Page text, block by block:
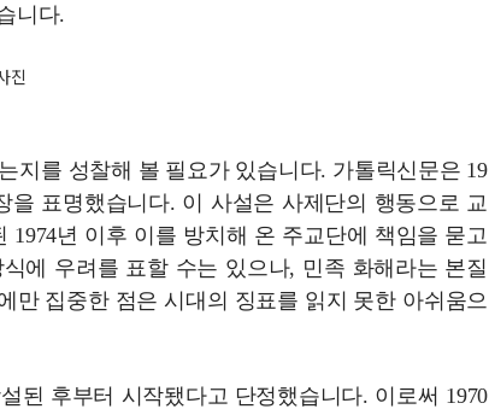
니다.
진
지를 성찰해 볼 필요가 있습니다. 가톨릭신문은 19
표명했습니다. 이 사설은 사제단의 행동으로 교
년 이후 이를 방치해 온 주교단에 책임을 묻고
에 우려를 표할 수는 있으나, 민족 화해라는 본질
만 집중한 점은 시대의 징표를 읽지 못한 아쉬움으
된 후부터 시작됐다고 단정했습니다. 이로써 1970